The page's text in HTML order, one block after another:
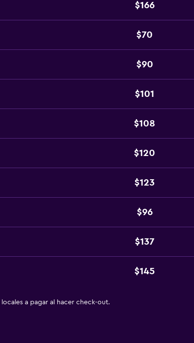
$166
$70
$90
$101
$108
$120
$123
$96
$137
$145
a pagar al hacer check-out.